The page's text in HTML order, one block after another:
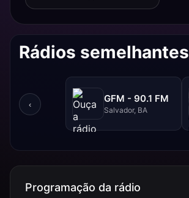
Rádios semelhantes
‹
GFM - 90.1 FM
Salvador, BA
Programação da rádio